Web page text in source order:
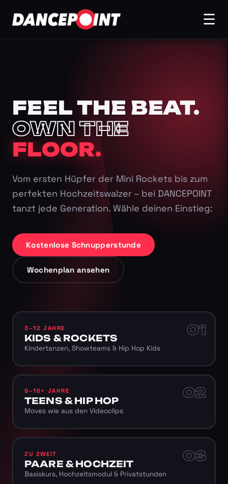
☰
FEEL THE BEAT.
OWN THE
FLOOR.
Vom ersten Hüpfer der Mini Rockets bis zum
perfekten Hochzeitswalzer – bei DANCEPOINT
tanzt jede Generation. Wähle deinen Einstieg:
Kostenlose Schnupperstunde
Wochenplan ansehen
01
3–12 JAHRE
KIDS & ROCKETS
Kindertanzen, Showteams & Hip Hop Kids
02
9–16+ JAHRE
TEENS & HIP HOP
Moves wie aus den Videoclips
03
ZU ZWEIT
PAARE & HOCHZEIT
Basiskurs, Hochzeitsmodul & Privatstunden